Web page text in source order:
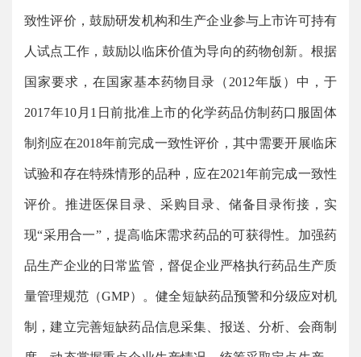
致性评价，鼓励研发机构和生产企业参与上市许可持有
人试点工作，鼓励以临床价值为导向的药物创新。根据
国家要求，在国家基本药物目录（2012年版）中，于
2017年10月1日前批准上市的化学药品仿制药口服固体
制剂应在2018年前完成一致性评价，其中需要开展临床
试验和存在特殊情形的品种，应在2021年前完成一致性
评价。推进医保目录、采购目录、储备目录衔接，实
现“采用合一”，提高临床需求药品的可获得性。加强药
品生产企业的日常监管，督促企业严格执行药品生产质
量管理规范（GMP）。健全短缺药品预警和分级应对机
制，建立完善短缺药品信息采集、报送、分析、会商制